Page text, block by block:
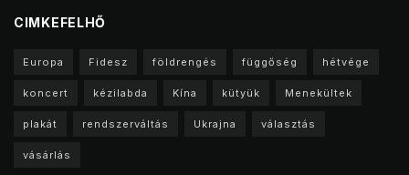
CIMKEFELHŐ
Europa Fidesz földrengés függőség hétvége
koncert kézilabda Kína kütyük Menekültek
plakát rendszerváltás Ukrajna választás
vásárlás